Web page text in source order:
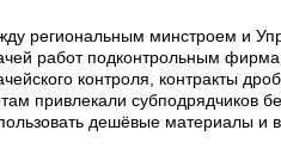
региональным минстроем и
работ подконтрольным
контроля, контракты
привлекали субподрядчиков
дешёвые материалы и